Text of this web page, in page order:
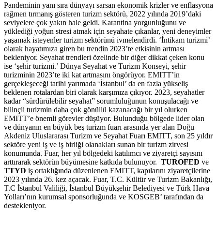
Pandeminin yanı sıra dünyayı sarsan ekonomik krizler ve enflasyona
rağmen tırmanış gösteren turizm sektörü, 2022 yılında 2019’daki
seviyelere çok yakın hale geldi. Karantina yorgunluğunu ve
yüklediği yoğun stresi atmak için seyahate çıkanlar, yeni deneyimler
yaşamak isteyenler turizm sektörünü ivmelendirdi. ‘İntikam turizmi’
olarak hayatımıza giren bu trendin 2023’te etkisinin artması
bekleniyor. Seyahat trendleri özelinde bir diğer dikkat çeken konu
ise ‘şehir turizmi.’ Dünya Seyahat ve Turizm Konseyi, şehir
turizminin 2023’te iki kat artmasını öngörüyor. EMITT’in
gerçekleşeceği tarihi yarımada ‘İstanbul’ da en fazla yükseliş
beklenen rotalardan biri olarak karşımıza çıkıyor. 2023, seyahatler
kadar “sürdürülebilir seyahat” sorumluluğunun konuşulacağı ve
bilinçli turizmin daha çok gönüllü kazanacağı bir yıl olurken
EMITT’e önemli görevler düşüyor. Bulunduğu bölgede lider olan
ve dünyanın en büyük beş turizm fuarı arasında yer alan Doğu
Akdeniz Uluslararası Turizm ve Seyahat Fuarı EMITT, son 25 yıldır
sektöre yeni iş ve iş birliği olanakları sunan bir turizm zirvesi
konumunda. Fuar, her yıl bölgedeki katılımcı ve ziyaretçi sayısını
arttırarak sektörün büyümesine katkıda bulunuyor. TUROFED ve
TTYD iş ortaklığında düzenlenen EMITT, kapılarını ziyaretçilerine
2023 yılında 26. kez açacak. Fuar, T.C. Kültür ve Turizm Bakanlığı,
T.C İstanbul Valiliği, İstanbul Büyükşehir Belediyesi ve Türk Hava
Yolları’nın kurumsal sponsorluğunda ve KOSGEB’ tarafından da
destekleniyor.